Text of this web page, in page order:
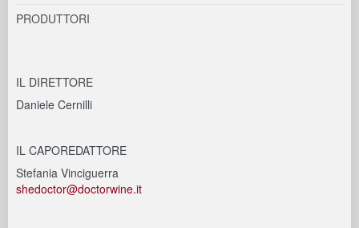
PRODUTTORI
IL DIRETTORE
Daniele Cernilli
IL CAPOREDATTORE
Stefania Vinciguerra
shedoctor@doctorwine.it